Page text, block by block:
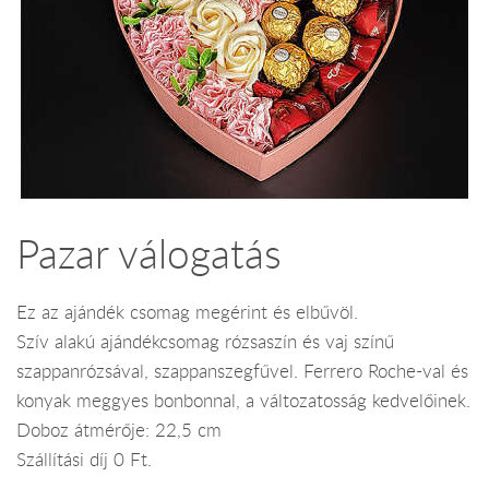
Pazar válogatás
Ez az ajándék csomag megérint és elbűvöl.
Szív alakú ajándékcsomag rózsaszín és vaj színű
szappanrózsával, szappanszegfűvel. Ferrero Roche-val és
konyak meggyes bonbonnal, a változatosság kedvelőinek.
Doboz átmérője: 22,5 cm
Szállítási díj 0 Ft.